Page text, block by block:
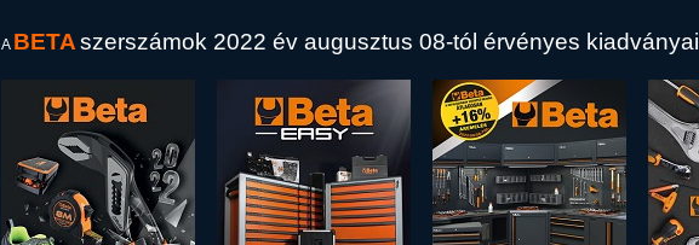
A BETA szerszámok 2022 év augusztus 08-tól érvényes kiadványai